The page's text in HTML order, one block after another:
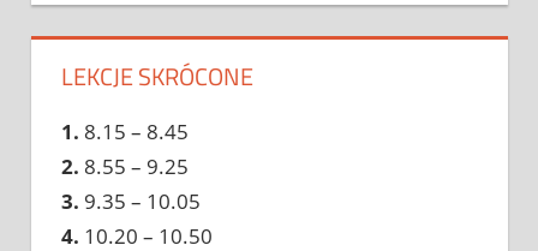
LEKCJE SKRÓCONE
1. 8.15 – 8.45
2. 8.55 – 9.25
3. 9.35 – 10.05
4. 10.20 – 10.50